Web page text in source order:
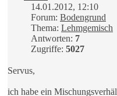
14.01.2012, 12:10
Forum: Bodengrund
Thema: Lehmgemisch
Antworten: 7
Zugriffe: 5027
Servus,
ich habe ein